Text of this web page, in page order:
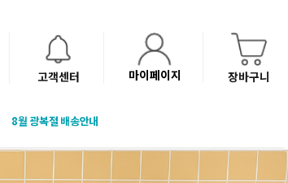
고객센터 마이페이지 장바구니
8월 광복절 배송안내
베이커리(냉동직배송) 센터 이전에 따른 배송 일정 안내